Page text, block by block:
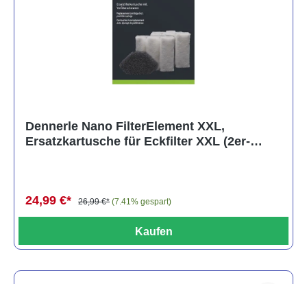
Dennerle Nano FilterElement XXL,
Ersatzkartusche für Eckfilter XXL (2er-
24,99 €* 26,99 €* (7.41% gespart)
Kaufen